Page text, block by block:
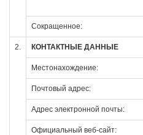
Сокращенное:
2. КОНТАКТНЫЕ ДАННЫЕ
Местонахождение:
Почтовый адрес:
Адрес электронной почты:
Официальный веб-сайт: